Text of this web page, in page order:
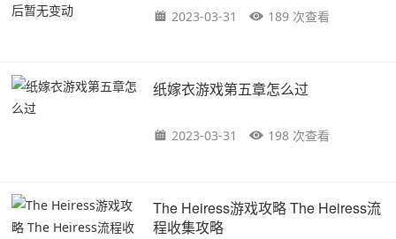
2023-03-31 189 次查看
纸嫁衣游戏第五章怎么过
2023-03-31 198 次查看
The Heiress游戏攻略 The Heiress流
程收集攻略